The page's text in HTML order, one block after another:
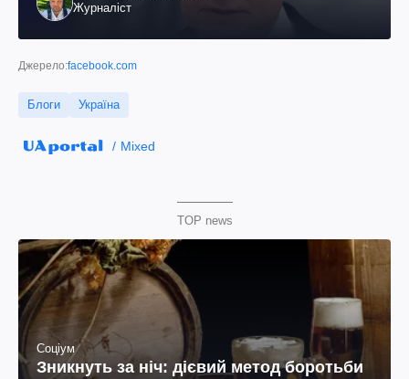
Журналіст
Джерело:facebook.com
Блоги Україна
Mixed
TOP news
Соціум
Зникнуть за ніч: дієвий метод боротьби